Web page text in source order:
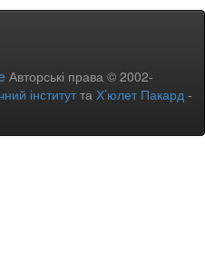
Авторські права © 2002-
інститутта Х’юлет Пакард -